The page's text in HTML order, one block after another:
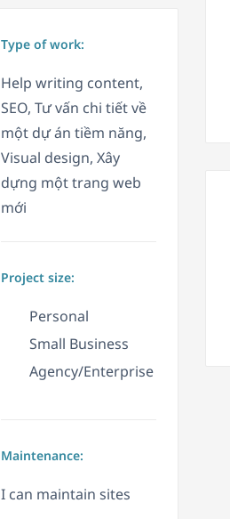
Type of work:
Help writing content,
SEO, Tư vấn chi tiết về
một dự án tiềm năng,
Visual design, Xây
dựng một trang web
mới
Project size:
Personal
Small Business
Agency/Enterprise
Maintenance:
I can maintain sites